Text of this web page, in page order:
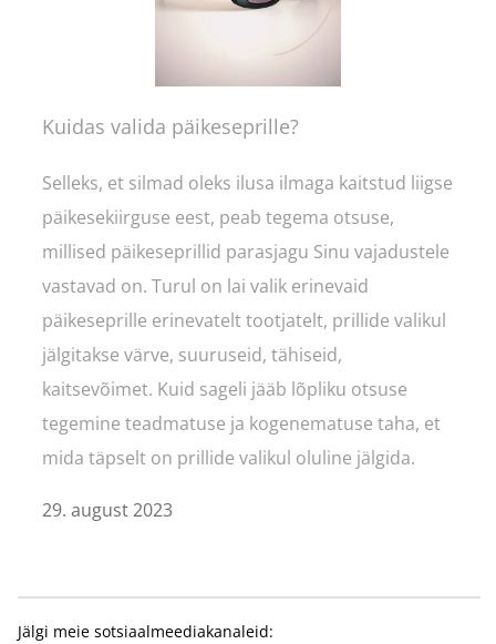
Kuidas valida päikeseprille?
Selleks, et silmad oleks ilusa ilmaga kaitstud liigse
päikesekiirguse eest, peab tegema otsuse,
millised päikeseprillid parasjagu Sinu vajadustele
vastavad on. Turul on lai valik erinevaid
päikeseprille erinevatelt tootjatelt, prillide valikul
jälgitakse värve, suuruseid, tähiseid,
kaitsevõimet. Kuid sageli jääb lõpliku otsuse
tegemine teadmatuse ja kogenematuse taha, et
mida täpselt on prillide valikul oluline jälgida.
29. august 2023
Jälgi meie sotsiaalmeediakanaleid: